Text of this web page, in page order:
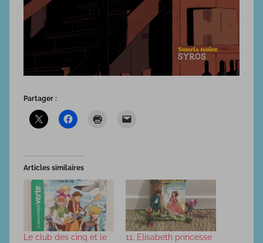
Partager :
Articles similaires
Le club des cinq et le
11. Elisabeth princesse